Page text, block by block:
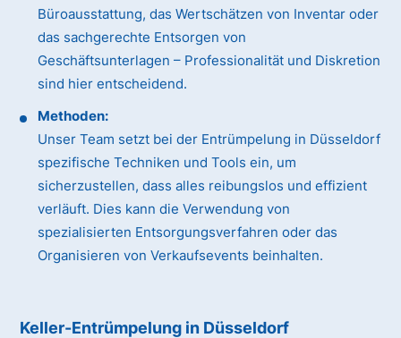
Büroausstattung, das Wertschätzen von Inventar oder
das sachgerechte Entsorgen von
Geschäftsunterlagen – Professionalität und Diskretion
sind hier entscheidend.
Methoden:
Unser Team setzt bei der Entrümpelung in Düsseldorf
spezifische Techniken und Tools ein, um
sicherzustellen, dass alles reibungslos und effizient
verläuft. Dies kann die Verwendung von
spezialisierten Entsorgungsverfahren oder das
Organisieren von Verkaufsevents beinhalten.
Keller-Entrümpelung in Düsseldorf